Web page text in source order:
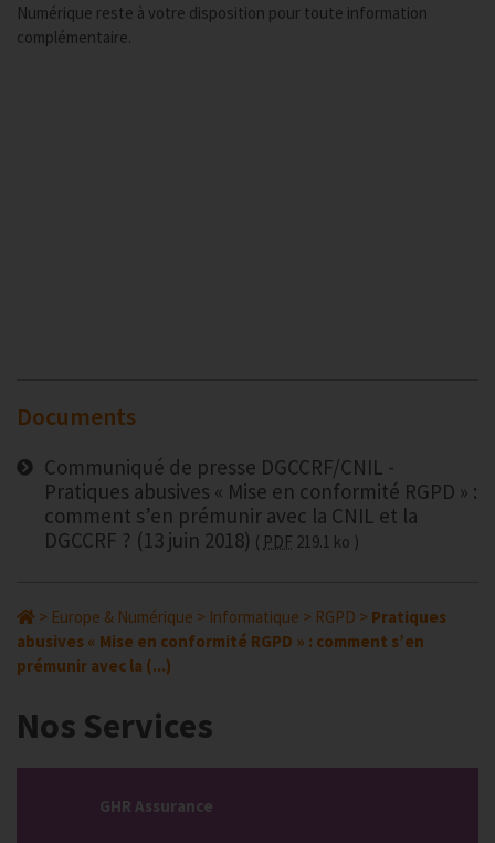
Numérique reste à votre disposition pour toute information
complémentaire.
Documents
Communiqué de presse DGCCRF/CNIL -
Pratiques abusives « Mise en conformité RGPD » :
comment s’en prémunir avec la CNIL et la
DGCCRF ? (13 juin 2018)
PDF 219.1 ko
> Europe & Numérique > Informatique > RGPD > Pratiques
abusives « Mise en conformité RGPD » : comment s’en
prémunir avec la (...)
Nos Services
GHR Assurance